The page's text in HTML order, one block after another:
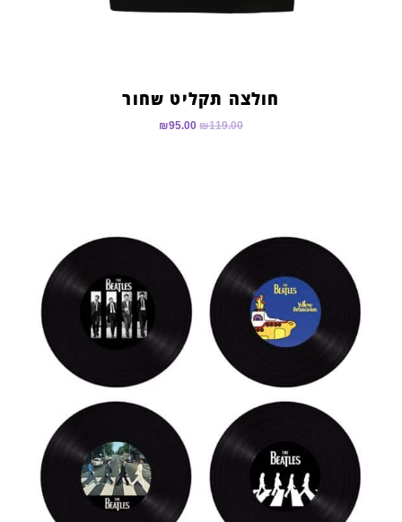
חולצה תקליט שחור
₪119.00
₪95.00